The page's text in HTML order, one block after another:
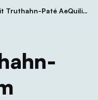
Paté AeQuilibrium